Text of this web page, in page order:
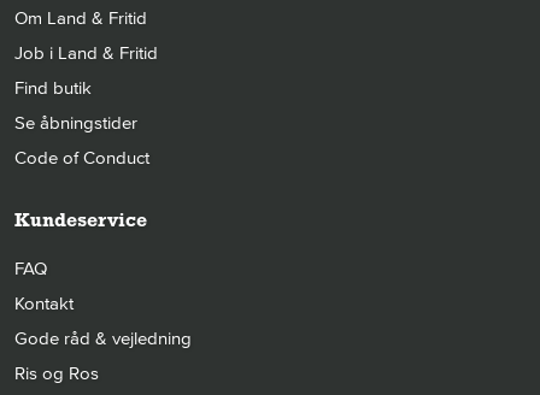
Om Land & Fritid
Job i Land & Fritid
Find butik
Se åbningstider
Code of Conduct
Kundeservice
FAQ
Kontakt
Gode råd & vejledning
Ris og Ros